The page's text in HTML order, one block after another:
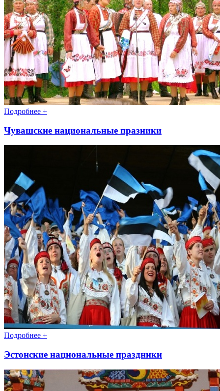
Подробнее +
Чувашские национальные празники
Подробнее +
Эстонские национальные праздники